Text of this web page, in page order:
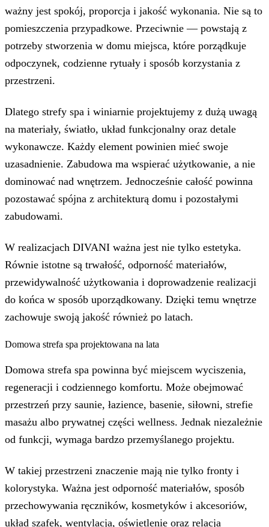
ważny jest spokój, proporcja i jakość wykonania. Nie są to
pomieszczenia przypadkowe. Przeciwnie — powstają z
potrzeby stworzenia w domu miejsca, które porządkuje
odpoczynek, codzienne rytuały i sposób korzystania z
przestrzeni.
Dlatego strefy spa i winiarnie projektujemy z dużą uwagą
na materiały, światło, układ funkcjonalny oraz detale
wykonawcze. Każdy element powinien mieć swoje
uzasadnienie. Zabudowa ma wspierać użytkowanie, a nie
dominować nad wnętrzem. Jednocześnie całość powinna
pozostawać spójna z architekturą domu i pozostałymi
zabudowami.
W realizacjach DIVANI ważna jest nie tylko estetyka.
Równie istotne są trwałość, odporność materiałów,
przewidywalność użytkowania i doprowadzenie realizacji
do końca w sposób uporządkowany. Dzięki temu wnętrze
zachowuje swoją jakość również po latach.
Domowa strefa spa projektowana na lata
Domowa strefa spa powinna być miejscem wyciszenia,
regeneracji i codziennego komfortu. Może obejmować
przestrzeń przy saunie, łazience, basenie, siłowni, strefie
masażu albo prywatnej części wellness. Jednak niezależnie
od funkcji, wymaga bardzo przemyślanego projektu.
W takiej przestrzeni znaczenie mają nie tylko fronty i
kolorystyka. Ważna jest odporność materiałów, sposób
przechowywania ręczników, kosmetyków i akcesoriów,
układ szafek, wentylacja, oświetlenie oraz relacja